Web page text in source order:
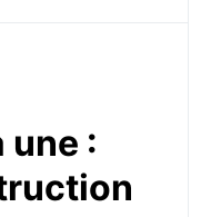
une :